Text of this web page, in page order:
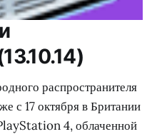
распространителя
с 17 октября в Британии
4, облаченной